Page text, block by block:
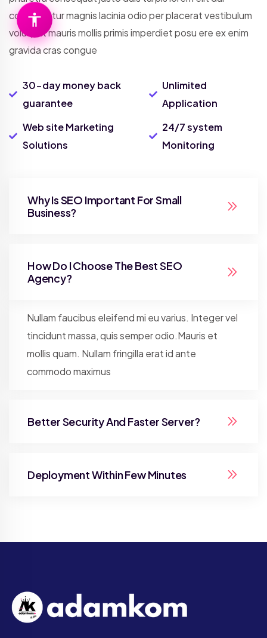
consectetur magnis lacinia odio per placerat vestibulum
volutpat mauris mollis primis imperdiet posu ere ex enim
gravida cras congue
30-day money back
guarantee
Web site Marketing
Solutions
Unlimited
Application
24/7 system
Monitoring
Why Is SEO Important For Small
Business?
How Do I Choose The Best SEO
Agency?
Nullam faucibus eleifend mi eu varius. Integer vel
tincidunt massa, quis semper odio.Mauris et
mollis quam. Nullam fringilla erat id ante
commodo maximus
Better Security And Faster Server?
Deployment Within Few Minutes